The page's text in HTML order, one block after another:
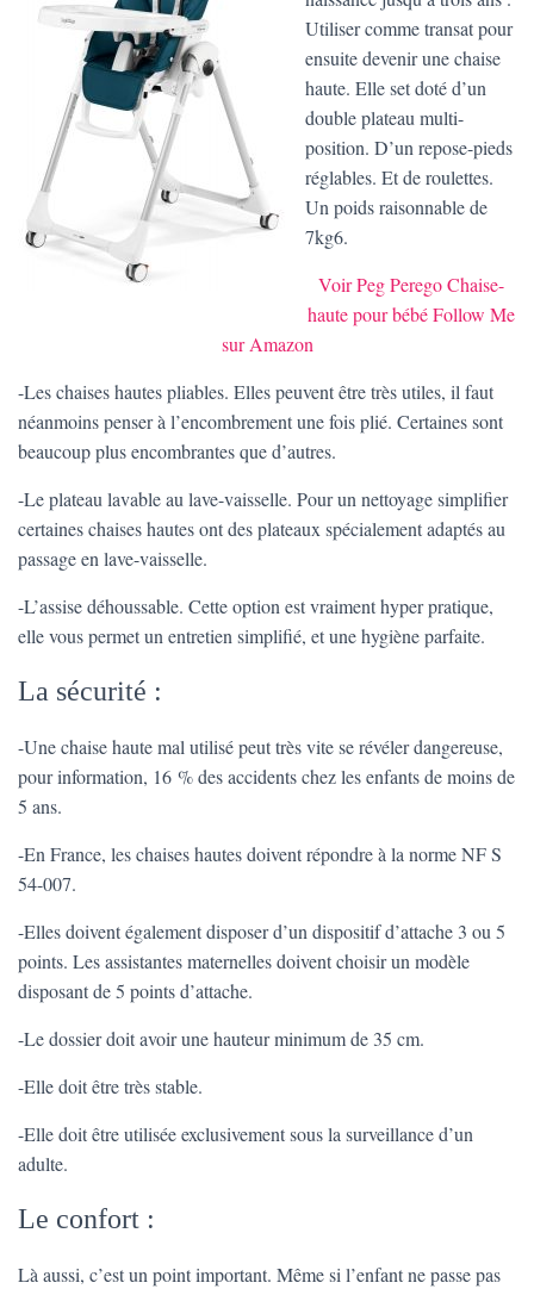
Utiliser comme transat pour
ensuite devenir une chaise
haute. Elle set doté d’un
double plateau multi-
position. D’un repose-pieds
réglables. Et de roulettes.
Un poids raisonnable de
7kg6.
Voir Peg Perego Chaise-
haute pour bébé Follow Me
sur Amazon
-Les chaises hautes pliables. Elles peuvent être très utiles, il faut
néanmoins penser à l’encombrement une fois plié. Certaines sont
beaucoup plus encombrantes que d’autres.
-Le plateau lavable au lave-vaisselle. Pour un nettoyage simplifier
certaines chaises hautes ont des plateaux spécialement adaptés au
passage en lave-vaisselle.
-L’assise déhoussable. Cette option est vraiment hyper pratique,
elle vous permet un entretien simplifié, et une hygiène parfaite.
La sécurité :
-Une chaise haute mal utilisé peut très vite se révéler dangereuse,
pour information, 16 % des accidents chez les enfants de moins de
5 ans.
-En France, les chaises hautes doivent répondre à la norme NF S
54-007.
-Elles doivent également disposer d’un dispositif d’attache 3 ou 5
points. Les assistantes maternelles doivent choisir un modèle
disposant de 5 points d’attache.
-Le dossier doit avoir une hauteur minimum de 35 cm.
-Elle doit être très stable.
-Elle doit être utilisée exclusivement sous la surveillance d’un
adulte.
Le confort :
Là aussi, c’est un point important. Même si l’enfant ne passe pas